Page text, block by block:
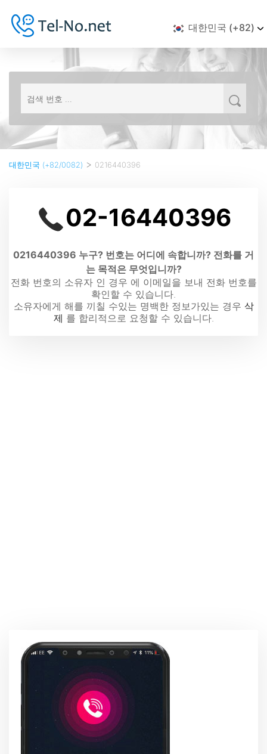
대한민국 (+82)
대한민국 (+82/0082) > 0216440396
02-16440396
0216440396 누구? 번호는 어디에 속합니까? 전화를 거
는 목적은 무엇입니까?
전화 번호의 소유자 인 경우 에 이메일을 보내 전화 번호를
확인할 수 있습니다.
소유자에게 해를 끼칠 수있는 명백한 정보가있는 경우 삭
제 를 합리적으로 요청할 수 있습니다.